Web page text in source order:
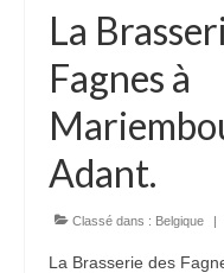
La
Fagnes à
Adant.
Classé dans : Belgique |
La Brasserie des